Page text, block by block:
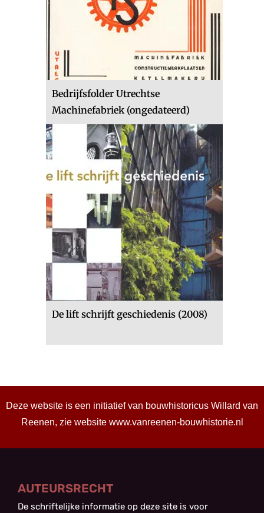
Bedrijfsfolder Utrechtse
Machinefabriek (ongedateerd)
De lift schrijft geschiedenis (2008)
Deze website is een initiatief van bouwhistoricus Willard van
Reenen, zie website www.vanreenen-bouwhistorie.nl
AUTEURSRECHT
De schriftelijke informatie op deze site is voor